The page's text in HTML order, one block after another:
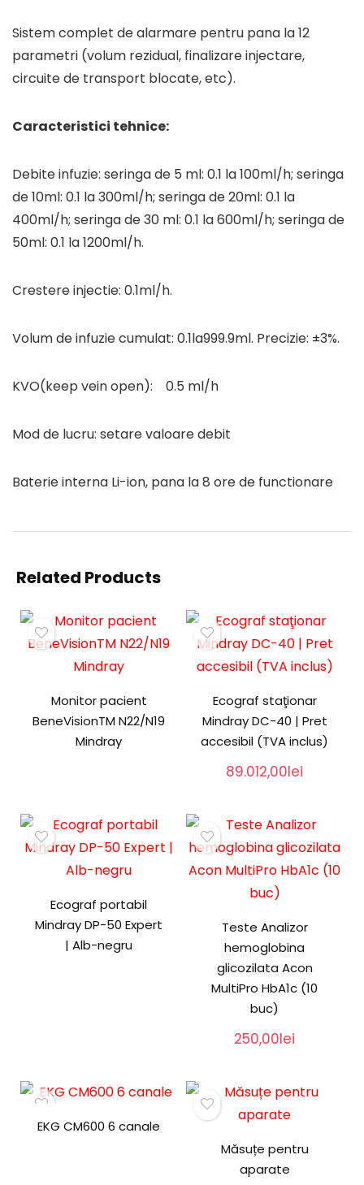
Sistem complet de alarmare pentru pana la 12
parametri (volum rezidual, finalizare injectare,
circuite de transport blocate, etc).
Caracteristici tehnice:
Debite infuzie: seringa de 5 ml: 0.1 la 100ml/h; seringa
de 10ml: 0.1 la 300ml/h; seringa de 20ml: 0.1 la
400ml/h; seringa de 30 ml: 0.1 la 600ml/h; seringa de
50ml: 0.1 la 1200ml/h.
Crestere injectie: 0.1ml/h.
Volum de infuzie cumulat: 0.1la999.9ml. Precizie: ±3%.
KVO(keep vein open): 0.5 ml/h
Mod de lucru: setare valoare debit
Baterie interna Li-ion, pana la 8 ore de functionare
Related Products
Monitor pacient
BeneVisionTM N22/N19
Mindray
Ecograf staţionar
Mindray DC-40 | Pret
accesibil (TVA inclus)
89.012,00lei
Ecograf portabil
Mindray DP-50 Expert
| Alb-negru
Teste Analizor
hemoglobina
glicozilata Acon
MultiPro HbA1c (10
buc)
250,00lei
EKG CM600 6 canale
Măsuțe pentru
aparate